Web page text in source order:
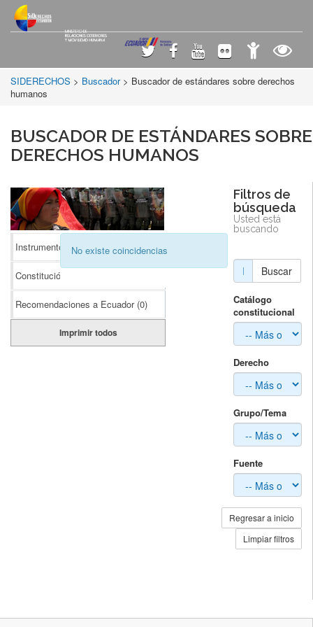
SIDERECHOS > Buscador > Buscador de estándares sobre derechos
humanos
BUSCADOR DE ESTÁNDARES SOBRE
DERECHOS HUMANOS
Instrumentos Internacionales(0)
Constitución
Recomendaciones a Ecuador (0)
Imprimir todos
No existe coincidencias
Filtros de
búsqueda
Usted está
buscando
Buscar
Catálogo
constitucional
Derecho
Grupo/Tema
Fuente
Regresar a inicio
Limpiar filtros